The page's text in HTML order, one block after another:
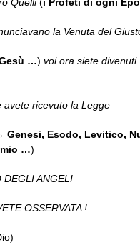
la Venuta del
…) voi ora siete divenuti
avete ricevuto la Legge
Genesi, Esodo, Levitico,
…)
DEGLI ANGELI
OSSERVATA !